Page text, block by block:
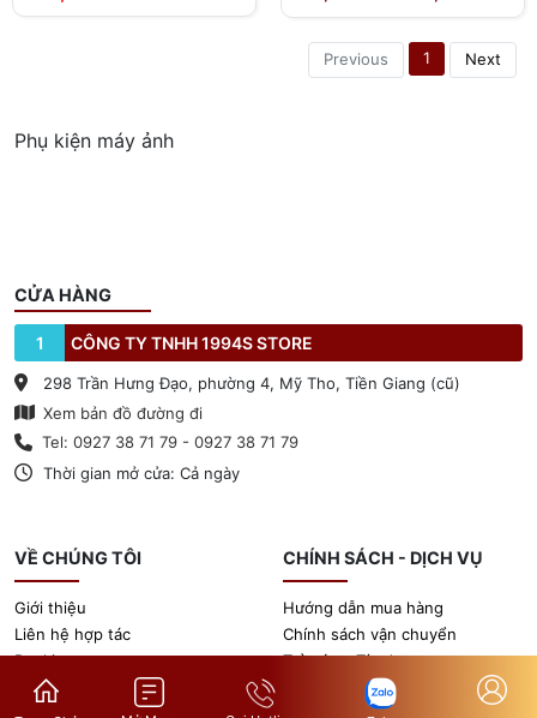
Previous 1 Next
Phụ kiện máy ảnh
CỬA HÀNG
1 CÔNG TY TNHH 1994S STORE
298 Trần Hưng Đạo, phường 4, Mỹ Tho, Tiền Giang (cũ)
Xem bản đồ đường đi
Tel: 0927 38 71 79 - 0927 38 71 79
Thời gian mở cửa: Cả ngày
VỀ CHÚNG TÔI
Giới thiệu
Liên hệ hợp tác
Booking
Tin tức
CHÍNH SÁCH - DỊCH VỤ
Hướng dẫn mua hàng
Chính sách vận chuyển
Trả góp - Tín dụng
Chính sách bảo hành